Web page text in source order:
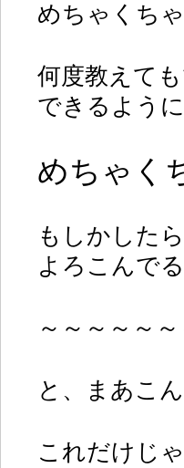
めちゃくち
何度教えて
できるよう
めちゃく
もしかした
よろこんで
～～～～～
と、まあこ
これだけじ